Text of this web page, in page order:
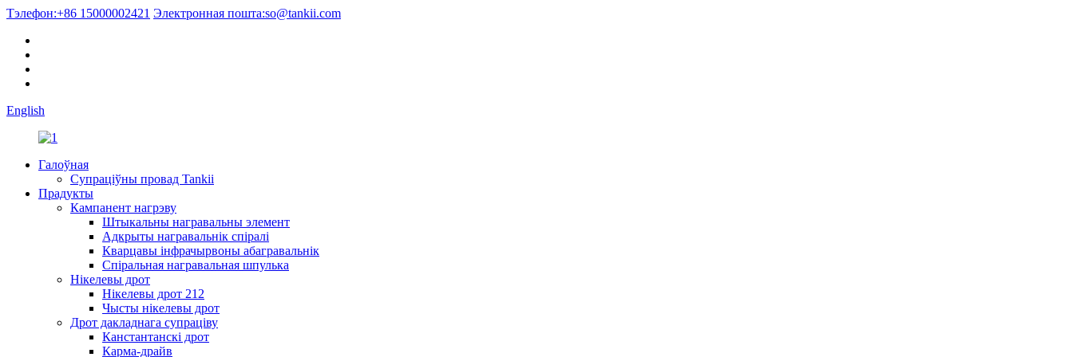
Тэлефон:+86 15000002421 Электронная пошта:so@tankii.com
English
Галоўная
Супраціўны провад Tankii
Прадукты
Кампанент нагрэву
Штыкальны награвальны элемент
Адкрыты награвальнік спіралі
Кварцавы інфрачырвоны абагравальнік
Спіральная награвальная шпулька
Нікелевы дрот
Нікелевы дрот 212
Чысты нікелевы дрот
Дрот дакладнага супраціву
Канстантанскі дрот
Карма-драйв